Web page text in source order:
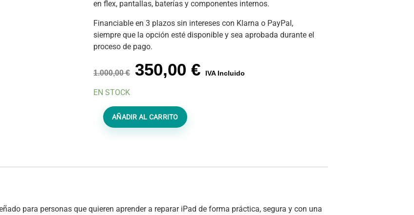
en flex, pantallas, baterías y componentes internos.
Financiable en 3 plazos sin intereses con Klarna o PayPal,
siempre que la opción esté disponible y sea aprobada durante el
proceso de pago.
1.000,00€
El
original
era:
350,00 €ElIVA Incluido
EN STOCK
Curso
Reparación
cantidad
AÑADIR AL CARRITO
para personas que quieren aprender a reparar iPad de forma práctica, segura y con una